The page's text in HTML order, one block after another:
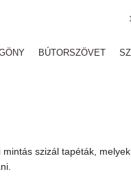
BÚTORSZÖVET
szizál tapéták,